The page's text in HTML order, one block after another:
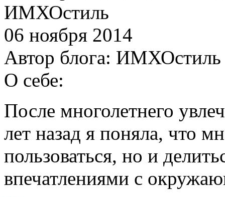
ИМХОстиль
06 ноября 2014
Автор блога: ИМХОстиль
О себе:
После многолетнего
лет назад я поняла, что
пользоваться, но и
впечатлениями с